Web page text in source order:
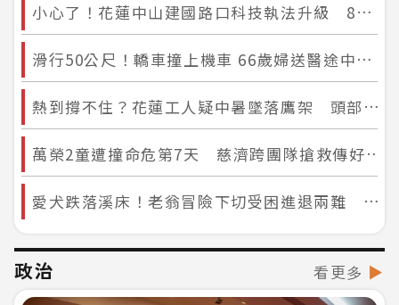
小心了！花蓮中山建國路口科技執法升級 8月起專抓「這個違規」
滑行50公尺！轎車撞上機車 66歲婦送醫途中一度OHCA搶救保命
熱到撐不住？花蓮工人疑中暑墜落鷹架 頭部重創急送醫
萬榮2童遭撞命危第7天 慈濟跨團隊搶救傳好消息：男童甦醒了
愛犬跌落溪床！老翁冒險下切受困進退兩難 警消聯手救回人狗平安團圓
政治 看更多 ▶